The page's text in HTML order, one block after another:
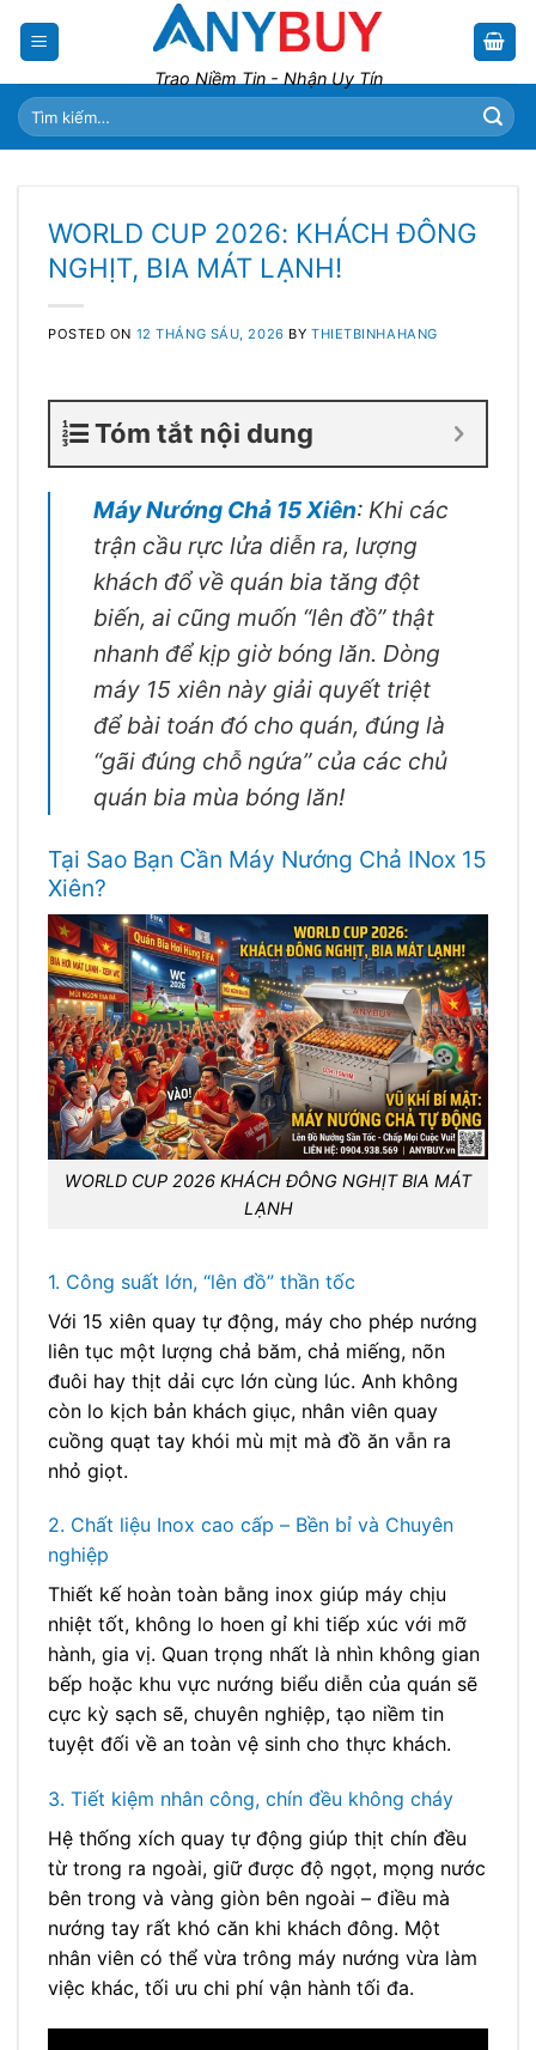
Trao Niềm Tin - Nhận Uy Tín
Tìm
kiếm:
WORLD CUP 2026: KHÁCH ĐÔNG
NGHỊT, BIA MÁT LẠNH!
POSTED ON 12 THÁNG SÁU, 2026 BY THIETBINHAHANG
Tóm tắt nội dung
Máy Nướng Chả 15 Xiên: Khi các
trận cầu rực lửa diễn ra, lượng
khách đổ về quán bia tăng đột
biến, ai cũng muốn “lên đồ” thật
nhanh để kịp giờ bóng lăn. Dòng
máy 15 xiên này giải quyết triệt
để bài toán đó cho quán, đúng là
“gãi đúng chỗ ngứa” của các chủ
quán bia mùa bóng lăn!
Tại Sao Bạn Cần Máy Nướng Chả INox 15
Xiên?
WORLD CUP 2026 KHÁCH ĐÔNG NGHỊT BIA MÁT
LẠNH
1. Công suất lớn, “lên đồ” thần tốc
Với 15 xiên quay tự động, máy cho phép nướng
liên tục một lượng chả băm, chả miếng, nõn
đuôi hay thịt dải cực lớn cùng lúc. Anh không
còn lo kịch bản khách giục, nhân viên quay
cuồng quạt tay khói mù mịt mà đồ ăn vẫn ra
nhỏ giọt.
2. Chất liệu Inox cao cấp – Bền bỉ và Chuyên
nghiệp
Thiết kế hoàn toàn bằng inox giúp máy chịu
nhiệt tốt, không lo hoen gỉ khi tiếp xúc với mỡ
hành, gia vị. Quan trọng nhất là nhìn không gian
bếp hoặc khu vực nướng biểu diễn của quán sẽ
cực kỳ sạch sẽ, chuyên nghiệp, tạo niềm tin
tuyệt đối về an toàn vệ sinh cho thực khách.
3. Tiết kiệm nhân công, chín đều không cháy
Hệ thống xích quay tự động giúp thịt chín đều
từ trong ra ngoài, giữ được độ ngọt, mọng nước
bên trong và vàng giòn bên ngoài – điều mà
nướng tay rất khó căn khi khách đông. Một
nhân viên có thể vừa trông máy nướng vừa làm
việc khác, tối ưu chi phí vận hành tối đa.